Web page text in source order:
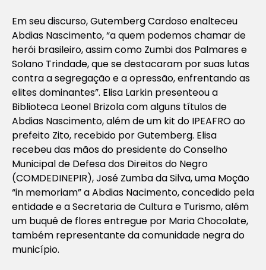
Em seu discurso, Gutemberg Cardoso enalteceu
Abdias Nascimento, “a quem podemos chamar de
herói brasileiro, assim como Zumbi dos Palmares e
Solano Trindade, que se destacaram por suas lutas
contra a segregação e a opressão, enfrentando as
elites dominantes”. Elisa Larkin presenteou a
Biblioteca Leonel Brizola com alguns títulos de
Abdias Nascimento, além de um kit do IPEAFRO ao
prefeito Zito, recebido por Gutemberg. Elisa
recebeu das mãos do presidente do Conselho
Municipal de Defesa dos Direitos do Negro
(COMDEDINEPIR), José Zumba da Silva, uma Moção
“in memoriam” a Abdias Nacimento, concedido pela
entidade e a Secretaria de Cultura e Turismo, além
um buquê de flores entregue por Maria Chocolate,
também representante da comunidade negra do
município.